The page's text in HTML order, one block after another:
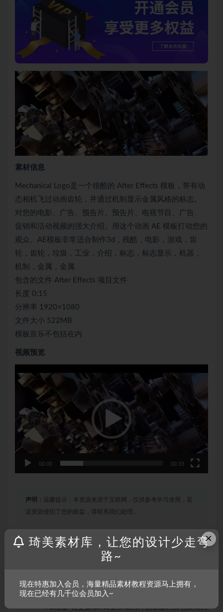
素材信息
Mechanical Logo是一个很酷的 After Effects 模板，带有动
态相机飞过动画齿轮，并通过机制显示金属风格的标志。
对您的电影、广告、预告片、预告片、电视节目、广告、
促销和活动视频的强大介绍。用这个动画 AE 模板打动您的
观众。AE模板非常适合制作3d，残酷，电影，游戏，齿
轮，齿轮，垃圾，工业，介绍，标志，标志显示，机器，
机制，金属，金属
包含的文件 After Effects 项目文件
长度 0:15
分辨率 1920×1080
文件大小 522MB
模板音乐不包括在内
视频预览
频
器
00:00 00:33
声明： 温馨提示：本资源来源于互联网，仅供参考学习使用，若
该资源侵犯了您的权益，请联系我们处理。
收藏 链接
AE模板-社交媒体INS竖屏动画样机竖版栏目包装动画
×
琦美素材库，让您的设计少走弯
路~
现在特惠加入会员，海量精品素材教程资源马上拥有，
现在已经有几千位会员加入~